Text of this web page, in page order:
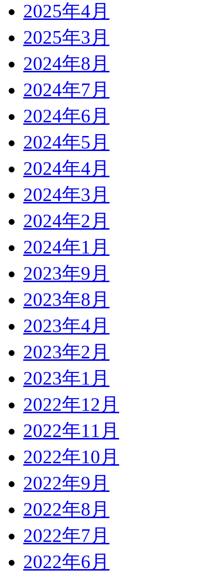
2025年4月
2025年3月
2024年8月
2024年7月
2024年6月
2024年5月
2024年4月
2024年3月
2024年2月
2024年1月
2023年9月
2023年8月
2023年4月
2023年2月
2023年1月
2022年12月
2022年11月
2022年10月
2022年9月
2022年8月
2022年7月
2022年6月